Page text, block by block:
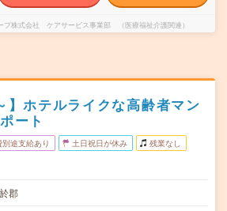
プ株式会社 ケアサービス事業部 （医療福祉介護関連）
】ホテルライクな高齢者マン
ート
別途支給あり 土日祝日が休み 残業なし
郡